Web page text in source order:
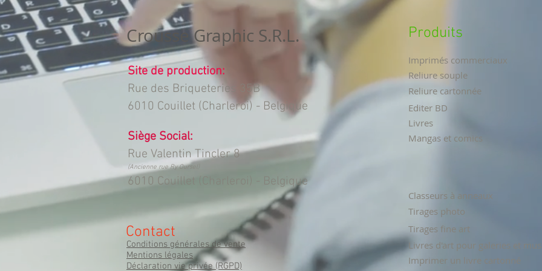
Crousse Graphic S.R.L.
Site de production:
Rue des Briqueteries 35B
6010 Couillet (Charleroi) - Belgique
Siège Social:
Rue Valentin Tincler 8
(Ancienne rue Ry Oursel)
6010 Couillet (Charleroi) - Belgique
Produits
Imprimés commerciaux
Reliure souple
Reliure cartonnée
Editer BD
Livres
Mangas et comics
Classeurs à anneaux
Tirages photo
Contact
Conditions générales de vente
Mentions légales
Déclaration vie privée (RGPD)
Tirages fine art
Livres d'art pour galeries et
Imprimer un livre cartonné